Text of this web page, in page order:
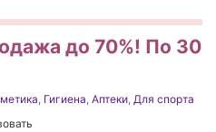
до 70%! По 30
, Гигиена, Аптеки, Для спорта